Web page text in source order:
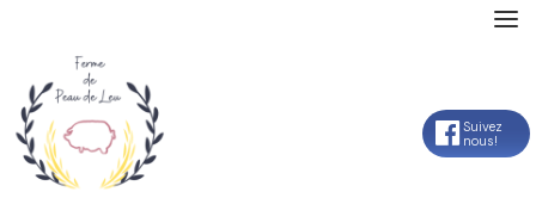
Aller
Aller
Suivez
nous!